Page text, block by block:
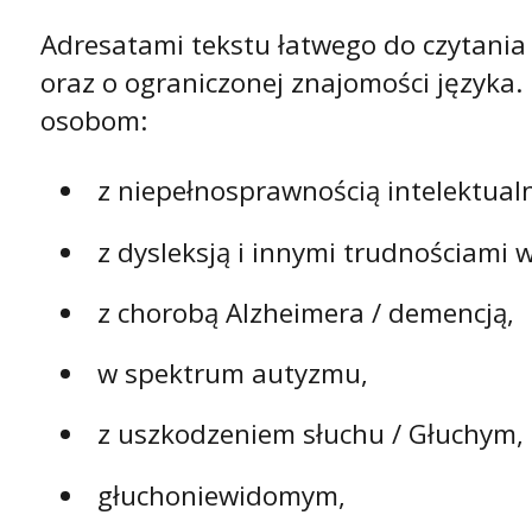
Adresatami tekstu łatwego do
oraz o ograniczonej znajomości
osobom:
z niepełnosprawnością
z dysleksją i innymi trudnościami
z chorobą Alzheimera / demencją,
w spektrum autyzmu,
z uszkodzeniem słuchu / Głuchym,
głuchoniewidomym,